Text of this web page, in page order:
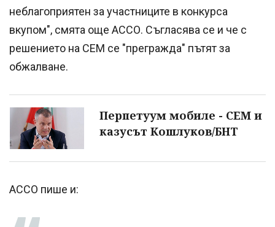
неблагоприятен за участниците в конкурса
вкупом", смята още АССО. Съгласява се и че с
решението на СЕМ се "прегражда" пътят за
обжалване.
Перпетуум мобиле - СЕМ и
казусът Кошлуков/БНТ
АССО пише и: